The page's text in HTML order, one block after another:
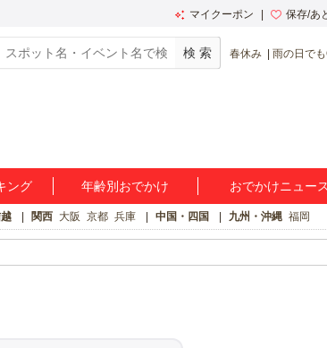
マイクーポン 保存/あ
春休み 雨の日で
ング 年齢別おでかけ おでかけニュース
関西 大阪 京都 兵庫 中国・四国 九州・沖縄 福岡